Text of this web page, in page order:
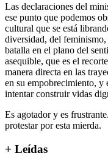
Las declaraciones del
ese punto que podemos
cultural que se está
diversidad, del
batalla en el plano del
asequible, que es el
manera directa en las
en su empobrecimiento, y
intentar construir vidas
Es agotador y es
protestar por esta mierda.
+ Leídas